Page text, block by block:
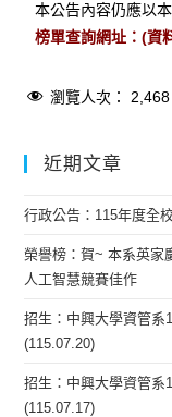
本公告內容仍應以
榜單查詢網址：(資
瀏覽人次： 2,468
近期文章
行政公告：115年度全
榮譽榜：賀~ 本系英家
人工智慧競賽佳作
招生：中興大學資管系
(115.07.20)
招生：中興大學資管系
(115.07.17)